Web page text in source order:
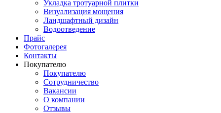
Укладка тротуарной плитки
Визуализация мощения
Ландшафтный дизайн
Водоотведение
Прайс
Фотогалерея
Контакты
Покупателю
Покупателю
Сотрудничество
Вакансии
О компании
Отзывы